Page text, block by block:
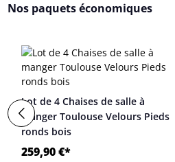
Nos paquets économiques
Lot de 4 Chaises de salle à
manger Toulouse Velours Pieds
ronds bois
259,90 €*